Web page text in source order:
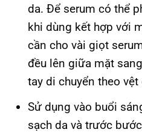
da. Để serum có thể
khi dùng kết hợp với
cần cho vài giọt
đều lên giữa mặt
tay di chuyển theo
Sử dụng vào buổi
sạch da và trước